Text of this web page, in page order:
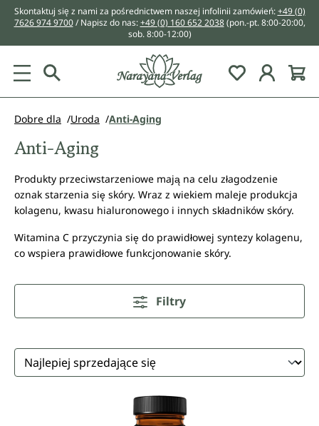
zawartości
Skontaktuj się z nami za pośrednictwem naszej infolinii zamówień:+49 (0)
7626 974 9700/ Napisz do nas:+49 (0) 160 652 2038 (pon.-pt. 8:00-20:00,
sob. 8:00-12:00)
You have 0
Dobre dla Uroda Anti-Aging
Anti-Aging
Produkty przeciwstarzeniowe mają na celu złagodzenie
oznak starzenia się skóry. Wraz z wiekiem maleje produkcja
kolagenu, kwasu hialuronowego i innych składników skóry.
Witamina C przyczynia się do prawidłowej syntezy kolagenu,
co wspiera prawidłowe funkcjonowanie skóry.
Filtry